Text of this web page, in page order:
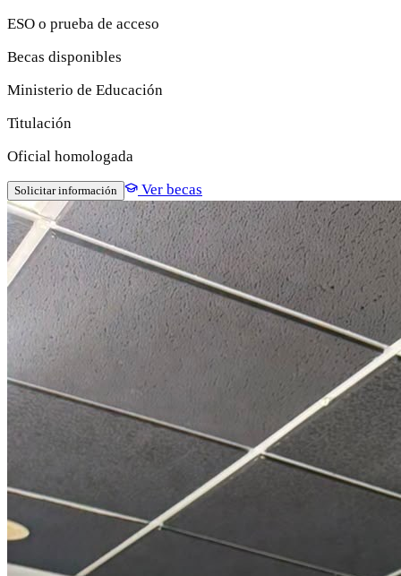
ESO o prueba de acceso
Becas disponibles
Ministerio de Educación
Titulación
Oficial homologada
Solicitar información Ver becas